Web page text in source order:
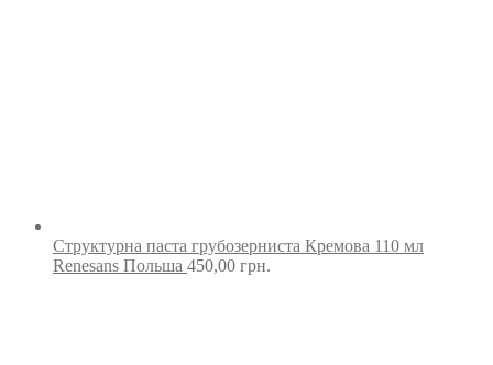
Структурна паста грубозерниста Кремова 110 мл
Renesans Польша 450,00 грн.